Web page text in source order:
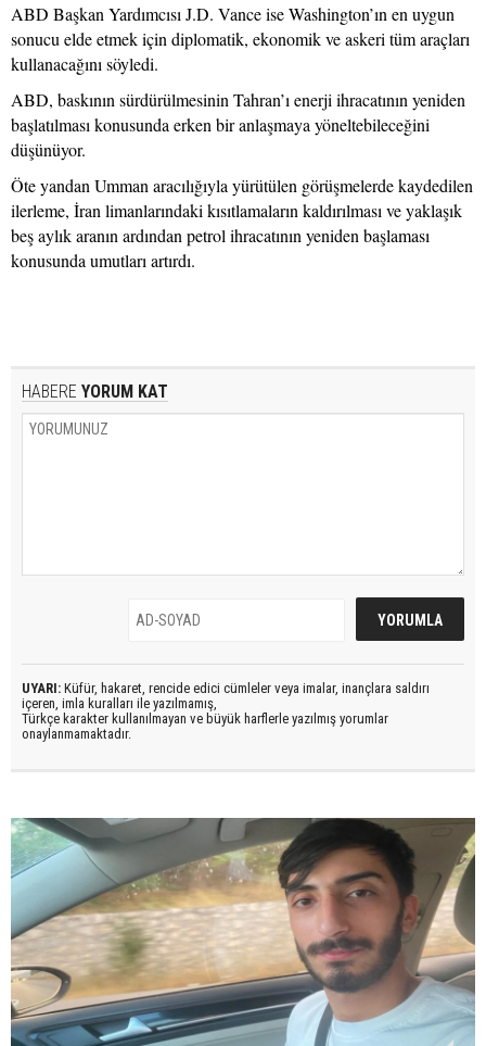
ABD Başkan Yardımcısı J.D. Vance ise Washington’ın en uygun
sonucu elde etmek için diplomatik, ekonomik ve askeri tüm araçları
kullanacağını söyledi.
ABD, baskının sürdürülmesinin Tahran’ı enerji ihracatının yeniden
başlatılması konusunda erken bir anlaşmaya yöneltebileceğini
düşünüyor.
Öte yandan Umman aracılığıyla yürütülen görüşmelerde kaydedilen
ilerleme, İran limanlarındaki kısıtlamaların kaldırılması ve yaklaşık
beş aylık aranın ardından petrol ihracatının yeniden başlaması
konusunda umutları artırdı.
HABERE YORUM KAT
UYARI: Küfür, hakaret, rencide edici cümleler veya imalar, inançlara saldırı
içeren, imla kuralları ile yazılmamış,
Türkçe karakter kullanılmayan ve büyük harflerle yazılmış yorumlar
onaylanmamaktadır.